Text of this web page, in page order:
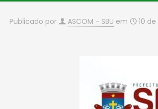
Publicado por ASCOM - SBU em 10